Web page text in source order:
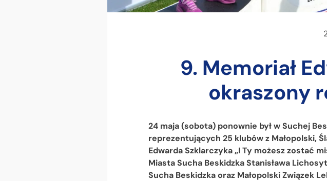
9. Memoriał
okraszony
24 maja (sobota) ponownie był w Suchej
reprezentujących 25 klubów z Małopolski,
Edwarda Szklarczyka „I Ty możesz zostać
Miasta Sucha Beskidzka Stanisława
Sucha Beskidzka oraz Małopolski Związek